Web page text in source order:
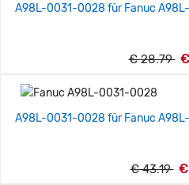
A98L-0031-0028 für Fanuc
€ 28.79
A98L-0031-0028 für Fanuc
€ 43.19 €